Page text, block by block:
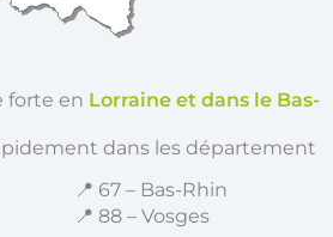
forte en Lorraine et dans le Bas-
dans les département
📍 67 – Bas-Rhin
📍 88 – Vosges